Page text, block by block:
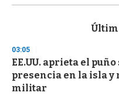
s
d
s
o
f
3
03:05
EE.UU. aprieta el
presencia en la isla y
militar